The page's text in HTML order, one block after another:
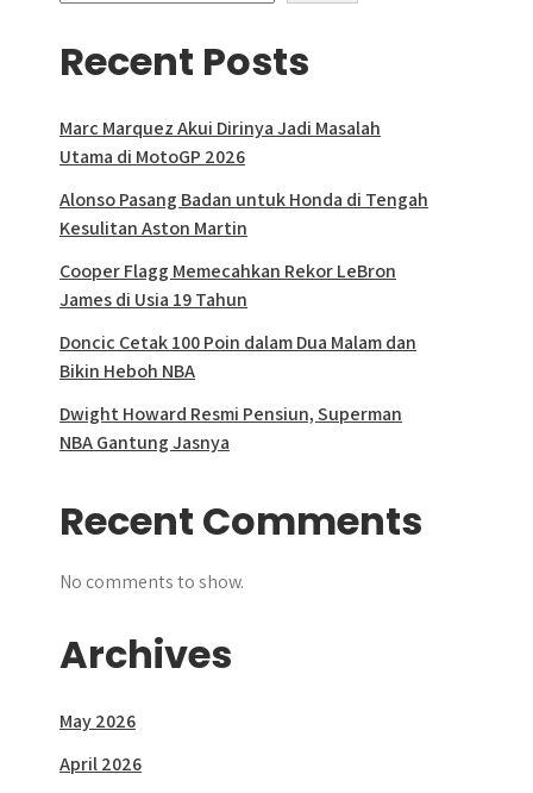
Recent Posts
Marc Marquez Akui Dirinya Jadi Masalah
Utama di MotoGP 2026
Alonso Pasang Badan untuk Honda di Tengah
Kesulitan Aston Martin
Cooper Flagg Memecahkan Rekor LeBron
James di Usia 19 Tahun
Doncic Cetak 100 Poin dalam Dua Malam dan
Bikin Heboh NBA
Dwight Howard Resmi Pensiun, Superman
NBA Gantung Jasnya
Recent Comments
No comments to show.
Archives
May 2026
April 2026